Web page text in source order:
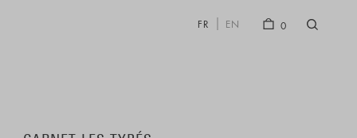
FR EN 0